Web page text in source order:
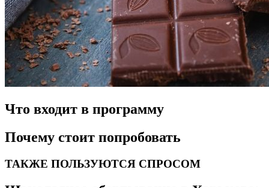
Что входит в программу
Почему стоит попробовать
ТАКЖЕ ПОЛЬЗУЮТСЯ СПРОСОМ